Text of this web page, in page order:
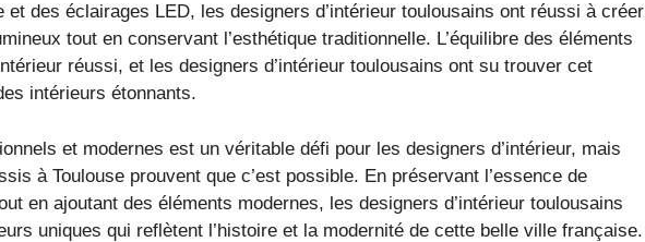
et des éclairages LED, les designers d’intérieur toulousains ont réussi à créer
tout en conservant l’esthétique traditionnelle. L’équilibre des éléments
réussi, et les designers d’intérieur toulousains ont su trouver cet
intérieurs étonnants.
et modernes est un véritable défi pour les designers d’intérieur, mais
à Toulouse prouvent que c’est possible. En préservant l’essence de
en ajoutant des éléments modernes, les designers d’intérieur toulousains
uniques qui reflètent l’histoire et la modernité de cette belle ville française.